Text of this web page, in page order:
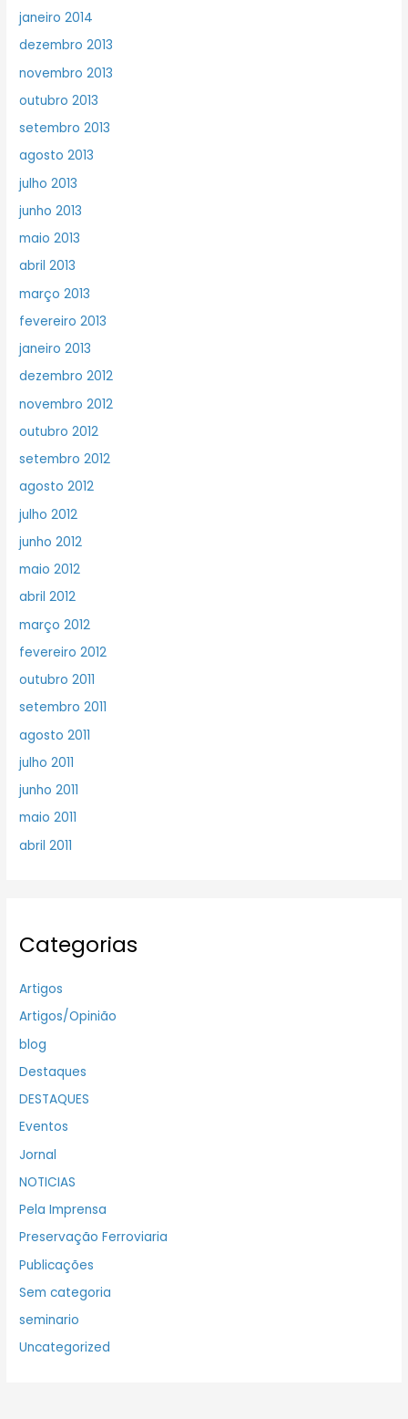
janeiro 2014
dezembro 2013
novembro 2013
outubro 2013
setembro 2013
agosto 2013
julho 2013
junho 2013
maio 2013
abril 2013
março 2013
fevereiro 2013
janeiro 2013
dezembro 2012
novembro 2012
outubro 2012
setembro 2012
agosto 2012
julho 2012
junho 2012
maio 2012
abril 2012
março 2012
fevereiro 2012
outubro 2011
setembro 2011
agosto 2011
julho 2011
junho 2011
maio 2011
abril 2011
Categorias
Artigos
Artigos/Opinião
blog
Destaques
DESTAQUES
Eventos
Jornal
NOTICIAS
Pela Imprensa
Preservação Ferroviaria
Publicações
Sem categoria
seminario
Uncategorized